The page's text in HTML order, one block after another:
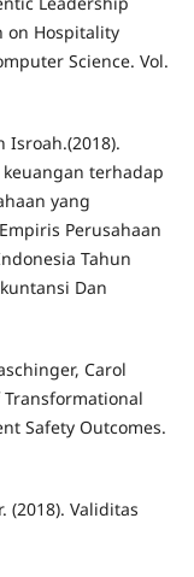
on Hospitality
Science. Vol.
Isroah.(2018).
terhadap
yang
Perusahaan
Tahun
Dan
Carol
Transformational
Safety Outcomes.
(2018). Validitas